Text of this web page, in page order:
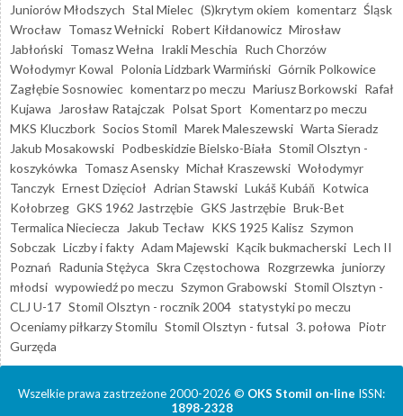
Juniorów Młodszych Stal Mielec (S)krytym okiem komentarz Śląsk
Wrocław Tomasz Wełnicki Robert Kiłdanowicz Mirosław
Jabłoński Tomasz Wełna Irakli Meschia Ruch Chorzów
Wołodymyr Kowal Polonia Lidzbark Warmiński Górnik Polkowice
Zagłębie Sosnowiec komentarz po meczu Mariusz Borkowski Rafał
Kujawa
Jarosław Ratajczak Polsat Sport Komentarz po meczu
MKS Kluczbork Socios Stomil Marek Maleszewski Warta Sieradz
Jakub Mosakowski Podbeskidzie Bielsko-Biała Stomil Olsztyn -
koszykówka Tomasz Asensky Michał Kraszewski Wołodymyr
Tanczyk Ernest Dzięcioł Adrian Stawski Lukáš Kubáň Kotwica
Kołobrzeg GKS 1962 Jastrzębie GKS Jastrzębie Bruk-Bet
Termalica Nieciecza
Jakub Tecław KKS 1925 Kalisz Szymon
Sobczak Liczby i fakty Adam Majewski Kącik bukmacherski Lech II
Poznań Radunia Stężyca Skra Częstochowa Rozgrzewka juniorzy
młodsi wypowiedź po meczu Szymon Grabowski Stomil Olsztyn -
CLJ U-17 Stomil Olsztyn - rocznik 2004 statystyki po meczu
Oceniamy piłkarzy Stomilu Stomil Olsztyn - futsal 3. połowa Piotr
Gurzęda
Wszelkie prawa zastrzeżone 2000-2026 © OKS Stomil on-line ISSN:
1898-2328